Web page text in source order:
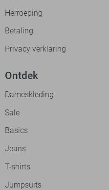
Herroeping
Betaling
Privacy verklaring
Ontdek
Dameskleding
Sale
Basics
Jeans
T-shirts
Jumpsuits